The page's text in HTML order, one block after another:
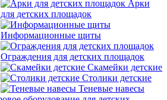
Арки
для детских площадок
Информационные щиты
Ограждения для детских площадок
Скамейки детские
Столики детские
Теневые навесы